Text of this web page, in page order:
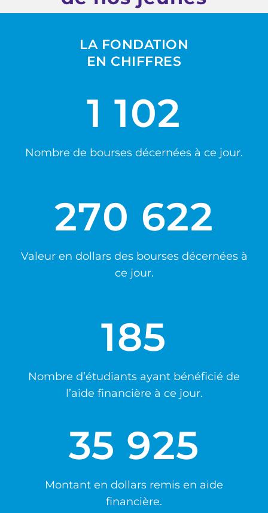
LA FONDATION
EN CHIFFRES
1 102
Nombre de bourses décernées à ce jour.
270 622
Valeur en dollars des bourses décernées à
ce jour.
185
Nombre d’étudiants ayant bénéficié de
l’aide financière à ce jour.
35 925
Montant en dollars remis en aide
financière.